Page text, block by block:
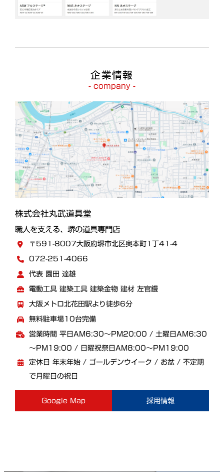
企業情報
- company -
株式会社丸武道具堂
職人を支える、堺の道具専門店
〒591-8007大阪府堺市北区奥本町1丁41-4
072-251-4066
代表 園田 達雄
電動工具 建築工具 建築金物 建材 左官鏝
大阪メトロ北花田駅より徒歩6分
無料駐車場10台完備
営業時間 平日AM6:30～PM20:00 / 土曜日AM6:30
～PM19:00 / 日曜祝祭日AM8:00～PM19:00
定休日 年末年始 / ゴールデンウイーク / お盆 / 不定期
で月曜日の祝日
Google Map 採用情報